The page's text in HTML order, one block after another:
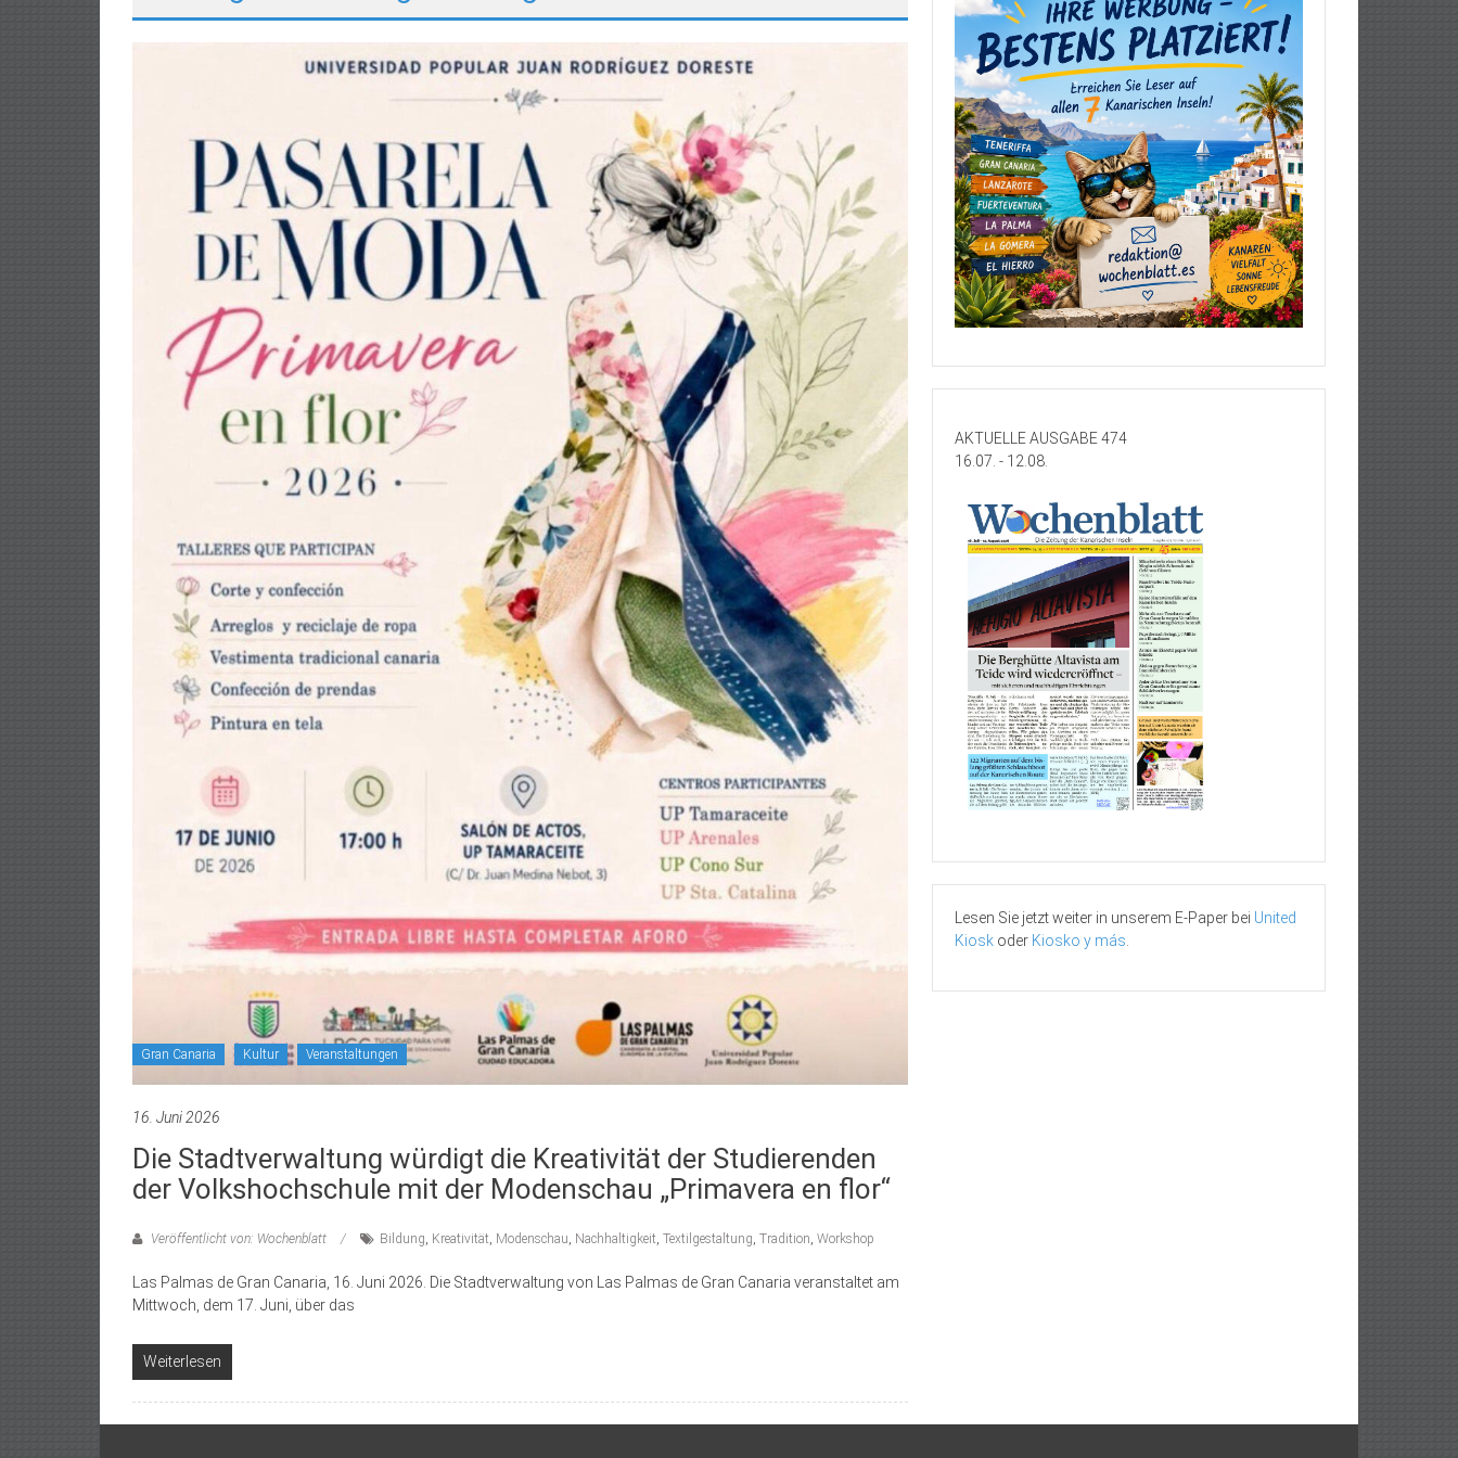
Gran Canaria Kultur Veranstaltungen
16. Juni 2026
Die Stadtverwaltung würdigt die Kreativität der Studierenden
der Volkshochschule mit der Modenschau „Primavera en flor“
Veröffentlicht von: Wochenblatt Bildung, Kreativität, Modenschau, Nachhaltigkeit, Textilgestaltung, Tradition, Workshop
Las Palmas de Gran Canaria, 16. Juni 2026. Die Stadtverwaltung von Las Palmas de Gran Canaria veranstaltet am
Mittwoch, dem 17. Juni, über das
Weiterlesen
AKTUELLE AUSGABE 474
16.07. - 12.08.
Lesen Sie jetzt weiter in unserem E-Paper bei United
Kiosk oder Kiosko y más